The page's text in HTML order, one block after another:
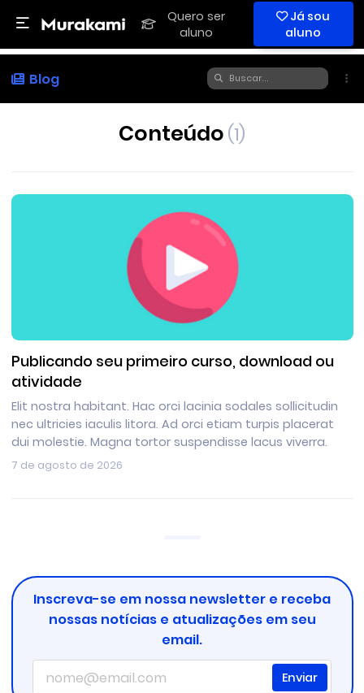
Quero ser
aluno
Já sou
aluno
Blog
Conteúdo (1)
Publicando seu primeiro curso, download ou
atividade
Elit nostra habitant. Hac orci lacinia sodales sollicitudin
nec ultricies iaculis litora. Ad orci etiam turpis placerat
dui molestie. Magna tortor suspendisse lacus viverra.
7 de agosto de 2026
Inscreva-se em nossa newsletter e receba
nossas notícias e atualizações em seu
email.
Enviar